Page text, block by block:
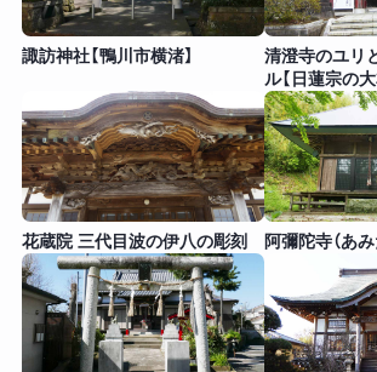
諏訪神社【鴨川市横渚】
清澄寺のユリ
ル【日蓮宗の大
花蔵院 三代目波の伊八の彫刻 阿彌陀寺（あみ